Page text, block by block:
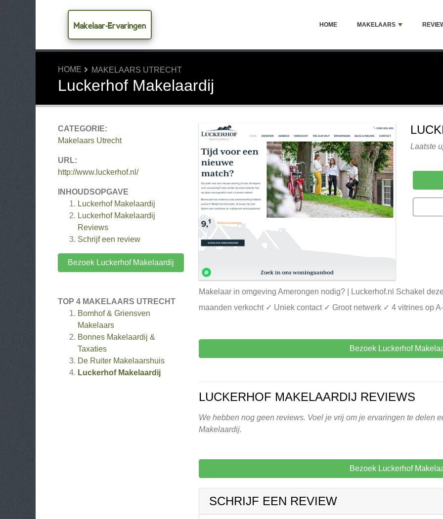
Makelaar-Ervaringen HOME MAKELAARS
HOME MAKELAARS UTRECHT
Luckerhof Makelaardij
CATEGORIE:
Makelaars Utrecht
URL:
http://www.luckerhof.nl/
INHOUDSOPGAVE
Luckerhof Makelaardij
Luckerhof Makelaardij
Reviews
Schrijf een review
Bezoek Luckerhof Makelaardij
TOP 4 MAKELAARS UTRECHT
Bomhof & Griensven
Makelaars
Bonnes Makelaardij &
Taxaties
De Ruiter Makelaarshuis
Luckerhof Makelaardij
Laatste
Makelaar in omgeving Amerongen nodig? | Luckerhof.nl Schakel
maanden verkocht ✓ Uniek contact ✓ Groot netwerk ✓ 4 vitrines op
Bezoek Luckerhof
LUCKERHOF MAKELAARDIJ REVIEWS
We hebben nog geen reviews. Voel je vrij om je ervaringen te delen
Makelaardij.
Bezoek Luckerhof
SCHRIJF EEN REVIEW